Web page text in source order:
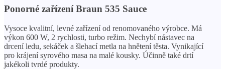
Ponorné zařízení Braun 535 Sauce
Vysoce kvalitní, levné zařízení od renomovaného výrobce. Má
výkon 600 W, 2 rychlosti, turbo režim. Nechybí nástavec na
drcení ledu, sekáček a šlehací metla na hnětení těsta. Vynikající
pro krájení syrového masa na malé kousky. Účinně také drtí
jakékoli tvrdé produkty.